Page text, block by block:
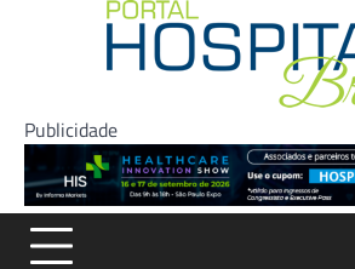
Publicidade